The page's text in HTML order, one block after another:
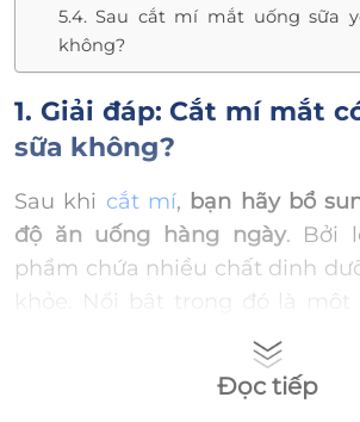
5.4. Sau cắt mí mắt uống sữa
không?
1. Giải đáp: Cắt mí mắt
sữa không?
Sau khi cắt mí, bạn hãy bổ
độ ăn uống hàng ngày. Bởi
phẩm chứa nhiều chất dinh
khỏe. Nổi bật trong đó là một
hoàn chỉnh (như đạm Whey,
vitamin A, vitamin D,
Prebiotics (gồm GOS và
Đọc tiếp